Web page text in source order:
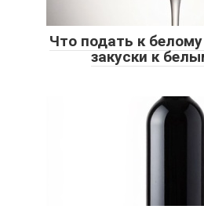
Что подать к
закуски к